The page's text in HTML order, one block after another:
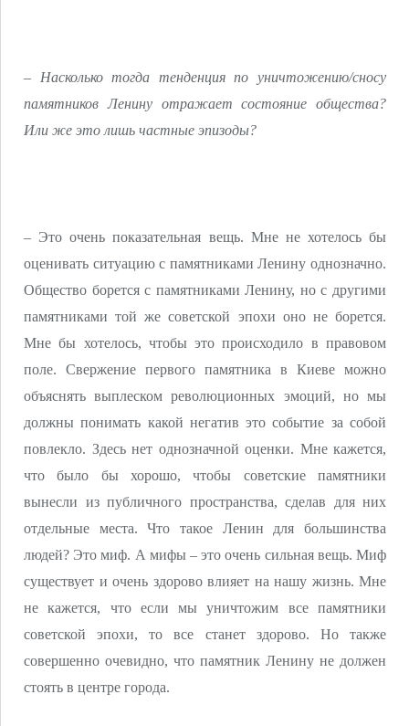
– Насколько тогда тенденция по уничтожению/сносу
памятников Ленину отражает состояние общества?
Или же это лишь частные эпизоды?
– Это очень показательная вещь. Мне не хотелось бы
оценивать ситуацию с памятниками Ленину однозначно.
Общество борется с памятниками Ленину, но с другими
памятниками той же советской эпохи оно не борется.
Мне бы хотелось, чтобы это происходило в правовом
поле. Свержение первого памятника в Киеве можно
объяснять выплеском революционных эмоций, но мы
должны понимать какой негатив это событие за собой
повлекло. Здесь нет однозначной оценки. Мне кажется,
что было бы хорошо, чтобы советские памятники
вынесли из публичного пространства, сделав для них
отдельные места. Что такое Ленин для большинства
людей? Это миф. А мифы – это очень сильная вещь. Миф
существует и очень здорово влияет на нашу жизнь. Мне
не кажется, что если мы уничтожим все памятники
советской эпохи, то все станет здорово. Но также
совершенно очевидно, что памятник Ленину не должен
стоять в центре города.